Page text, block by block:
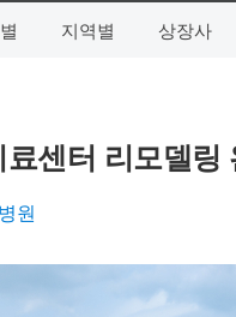
지역별 상장사
센터 리모델
원